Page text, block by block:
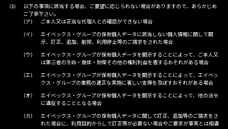
以下の事項に該当する場合、ご要望に応じられない場合がありますので、あらかじめ
ご了承下さい。
ご本人又は正当な代理人との確認ができない場合
エイベックス・グループの保有個人データに該当しない個人情報に関して開
示、訂正、追加、削除、利用停止等のご請求をされた場合
エイベックス・グループが保有個人データを開示することによって、ご本人又
は第三者の生命・身体・財産その他の権利利益を害するおそれがある場合
エイベックス・グループが保有個人データを開示することによって、エイベッ
クス・グループの業務の適正な実施に著しい支障を及ぼすおそれがある場合
エイベックス・グループが保有個人データを開示することによって、他の法令
に違反することとなる場合
エイベックス・グループの保有個人データに関して訂正、追加等のご請求をさ
れた場合に、利用目的からして訂正等が必要ない場合やご要求が事実とは相違